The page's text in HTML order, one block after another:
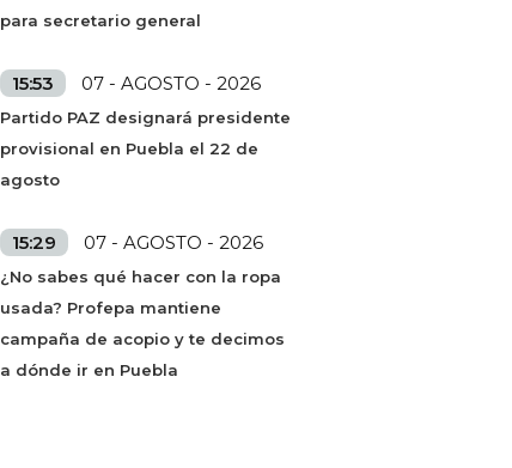
para secretario general
15:53 07 - AGOSTO - 2026
Partido PAZ designará presidente
provisional en Puebla el 22 de
agosto
15:29 07 - AGOSTO - 2026
¿No sabes qué hacer con la ropa
usada? Profepa mantiene
campaña de acopio y te decimos
a dónde ir en Puebla